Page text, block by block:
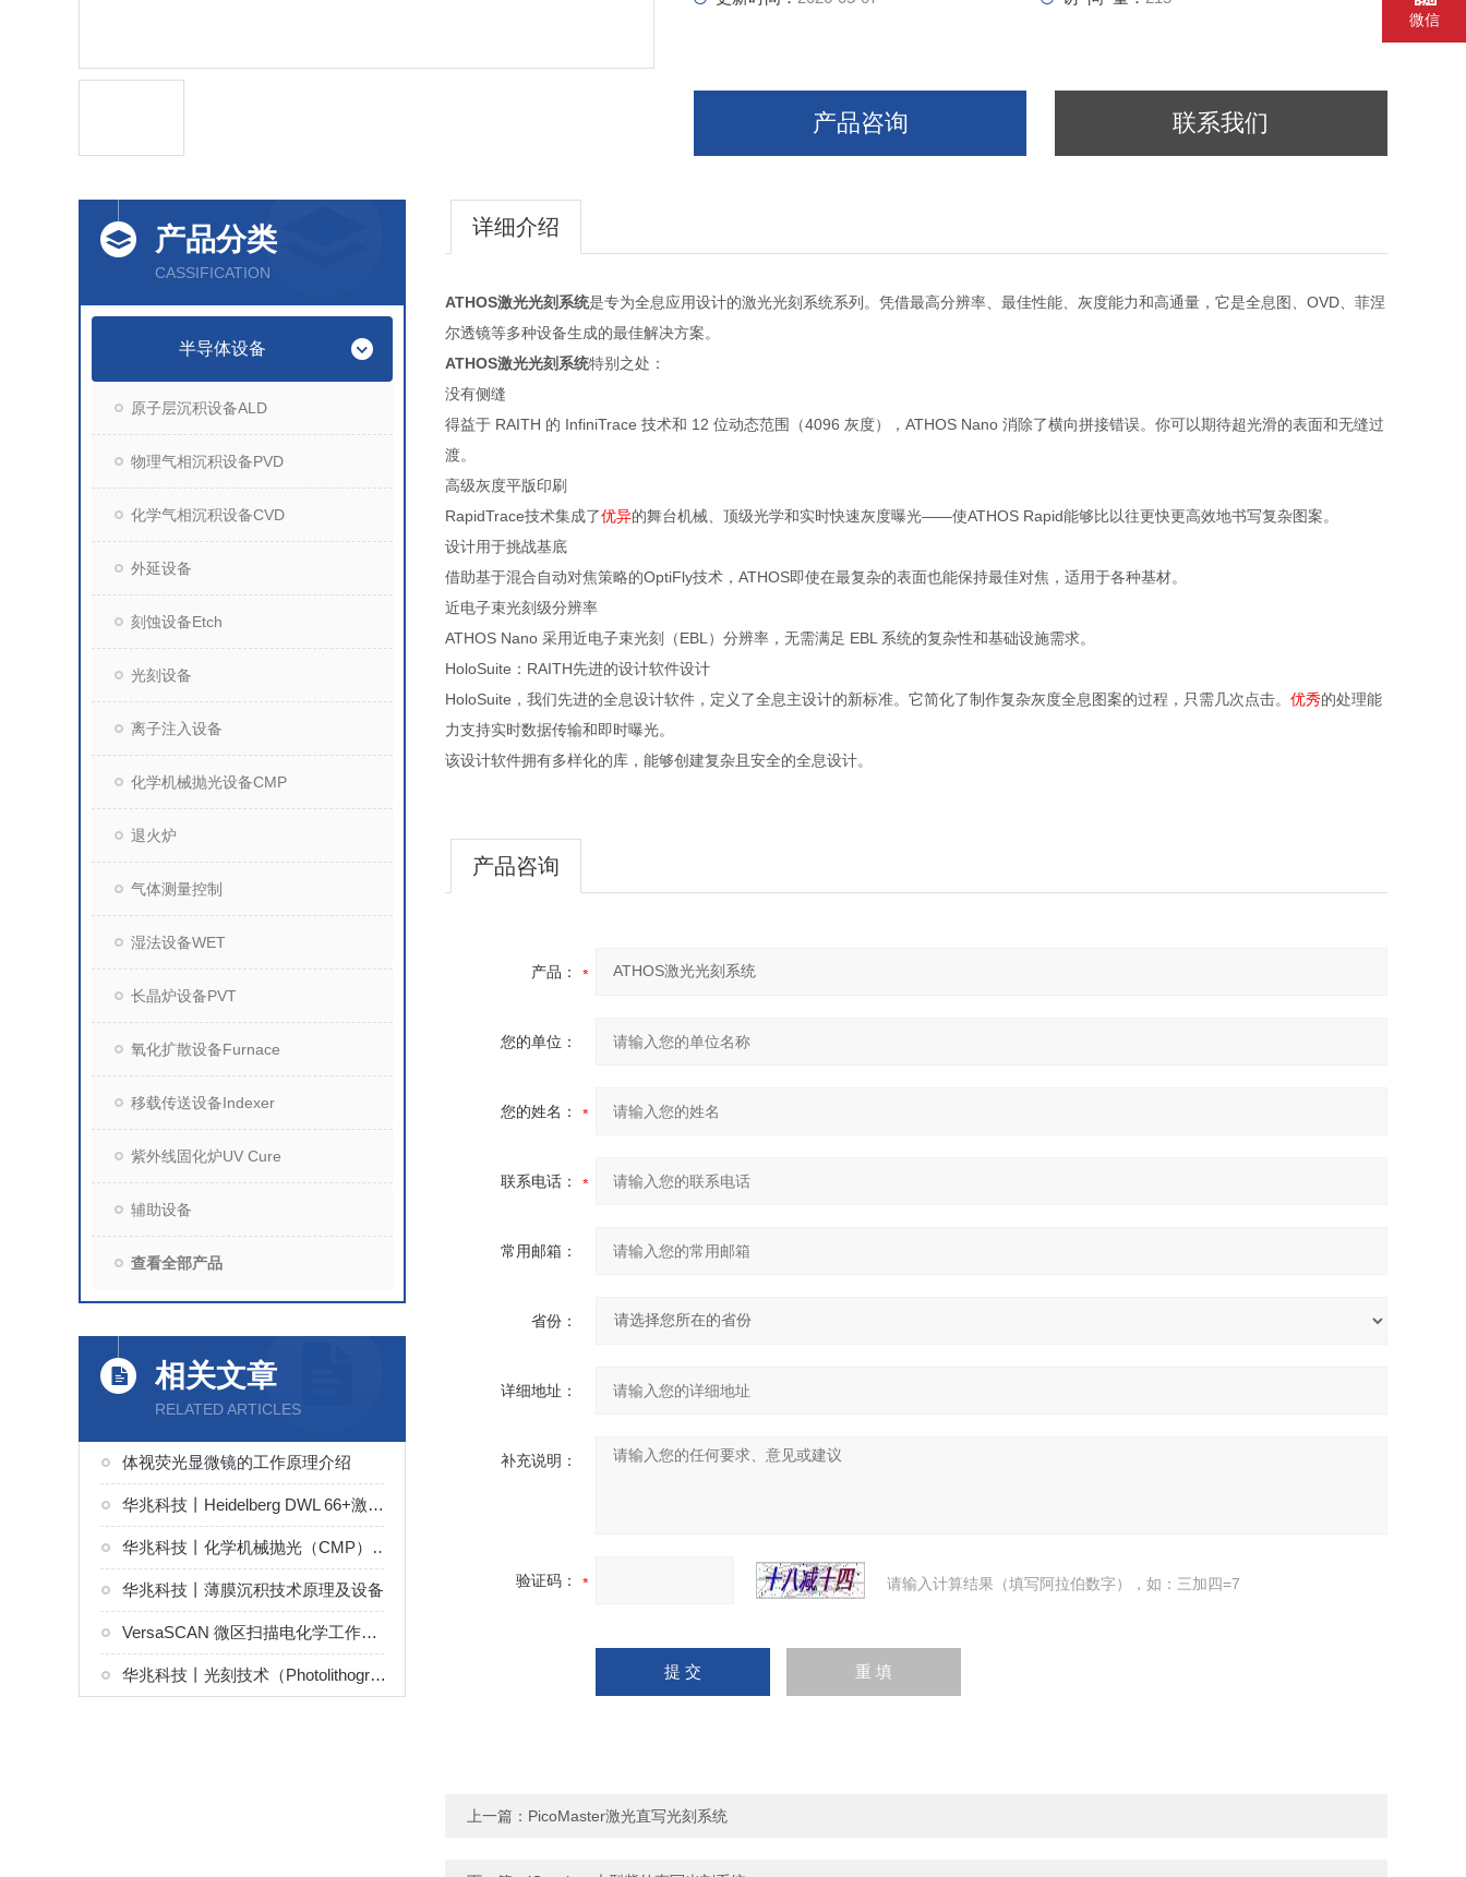
产品咨询 联系我们
产品分类
CASSIFICATION
半导体设备
原子层沉积设备ALD
物理气相沉积设备PVD
化学气相沉积设备CVD
外延设备
刻蚀设备Etch
光刻设备
离子注入设备
化学机械抛光设备CMP
退火炉
气体测量控制
湿法设备WET
长晶炉设备PVT
氧化扩散设备Furnace
移载传送设备Indexer
紫外线固化炉UV Cure
辅助设备
查看全部产品
相关文章
RELATED ARTICLES
体视荧光显微镜的工作原理介绍
华兆科技丨Heidelberg DWL 66+激光直写光刻系统解决方案
华兆科技丨化学机械抛光（CMP）原理及设备
华兆科技丨薄膜沉积技术原理及设备
VersaSCAN 微区扫描电化学工作站解决方案
华兆科技丨光刻技术（Photolithography）原理及设备
详细介绍
ATHOS激光光刻系统是专为全息应用设计的激光光刻系统系列。凭借最高分辨率、最佳性能、灰度能力和高通量，它是全息图、OVD、菲涅
尔透镜等多种设备生成的最佳解决方案。
ATHOS激光光刻系统特别之处：
没有侧缝
得益于 RAITH 的 InfiniTrace 技术和 12 位动态范围（4096 灰度），ATHOS Nano 消除了横向拼接错误。你可以期待超光滑的表面和无缝过
渡。
高级灰度平版印刷
RapidTrace技术集成了优异的舞台机械、顶级光学和实时快速灰度曝光——使ATHOS Rapid能够比以往更快更高效地书写复杂图案。
设计用于挑战基底
借助基于混合自动对焦策略的OptiFly技术，ATHOS即使在最复杂的表面也能保持最佳对焦，适用于各种基材。
近电子束光刻级分辨率
ATHOS Nano 采用近电子束光刻（EBL）分辨率，无需满足 EBL 系统的复杂性和基础设施需求。
HoloSuite：RAITH先进的设计软件设计
HoloSuite，我们先进的全息设计软件，定义了全息主设计的新标准。它简化了制作复杂灰度全息图案的过程，只需几次点击。 优秀的处理能
力支持实时数据传输和即时曝光。
该设计软件拥有多样化的库，能够创建复杂且安全的全息设计。
产品咨询
产品：
您的单位：
您的姓名：
联系电话：
常用邮箱：
省份：
详细地址：
补充说明：
验证码： 请输入计算结果（填写阿拉伯数字），如：三加四=7
上一篇： PicoMaster激光直写光刻系统
微信